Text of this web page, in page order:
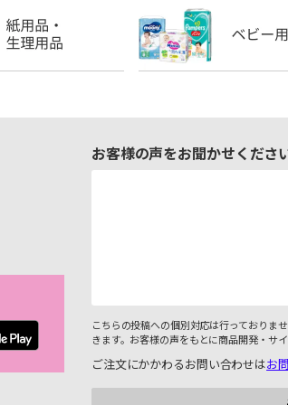
お客様の声をお聞かせくださ
こちらの投稿への個別対応は行っておりま
きます。お客様の声をもとに商品開発・サイ
ご注文にかかわるお問い合わせはお